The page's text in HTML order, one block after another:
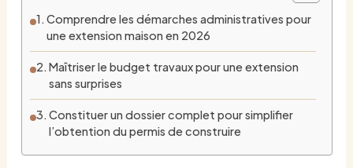
Comprendre les démarches administratives pour
une extension maison en 2026
Maîtriser le budget travaux pour une extension
sans surprises
Constituer un dossier complet pour simplifier
l’obtention du permis de construire